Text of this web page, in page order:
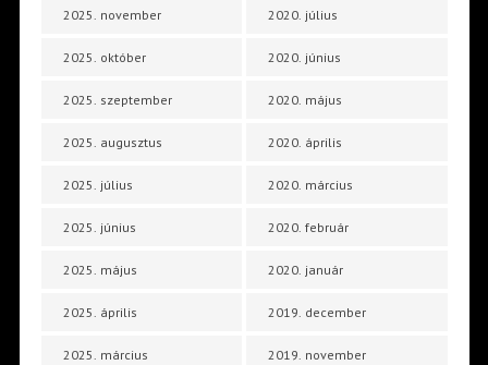
2025. november
2025. október
2025. szeptember
2025. augusztus
2025. július
2025. június
2025. május
2025. április
2025. március
2020. július
2020. június
2020. május
2020. április
2020. március
2020. február
2020. január
2019. december
2019. november